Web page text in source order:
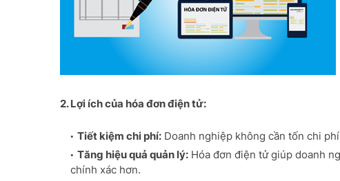
2. Lợi ích của hóa đơn điện tử:
Tiết kiệm chi phí: Doanh nghiệp không cần tốn chi
Tăng hiệu quả quản lý: Hóa đơn điện tử giúp doanh
chính xác hơn.